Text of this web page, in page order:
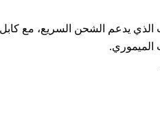
الميموري.